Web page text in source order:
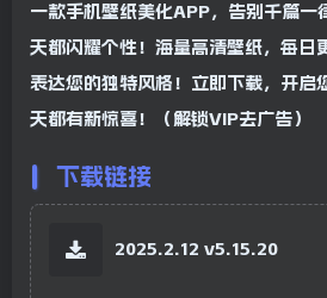
一款手机壁纸美化APP，告别千篇一
天都闪耀个性！海量高清壁纸，每日
表达您的独特风格！立即下载，开启
天都有新惊喜！（解锁VIP去广告）
下载链接
2025.2.12 v5.15.20